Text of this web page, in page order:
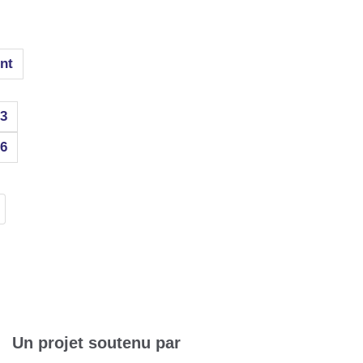
3
6
Un projet soutenu par